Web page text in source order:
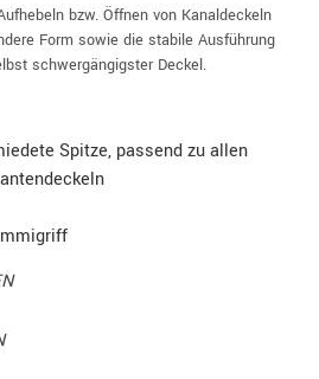
bzw. Öffnen von Kanaldeckeln
Form sowie die stabile Ausführung
schwergängigster Deckel.
Spitze, passend zu allen